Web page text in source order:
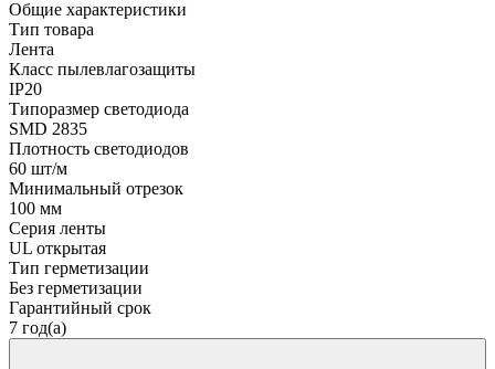
Общие характеристики
Тип товара
Лента
Класс пылевлагозащиты
IP20
Типоразмер светодиода
SMD 2835
Плотность светодиодов
60 шт/м
Минимальный отрезок
100 мм
Серия ленты
UL открытая
Тип герметизации
Без герметизации
Гарантийный срок
7 год(а)